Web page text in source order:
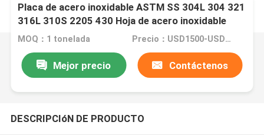
Placa de acero inoxidable ASTM SS 304L 304 321
316L 310S 2205 430 Hoja de acero inoxidable
MOQ：1 tonelada Precio：USD1500-USD6000
Mejor precio Contáctenos
DESCRIPCIóN DE PRODUCTO